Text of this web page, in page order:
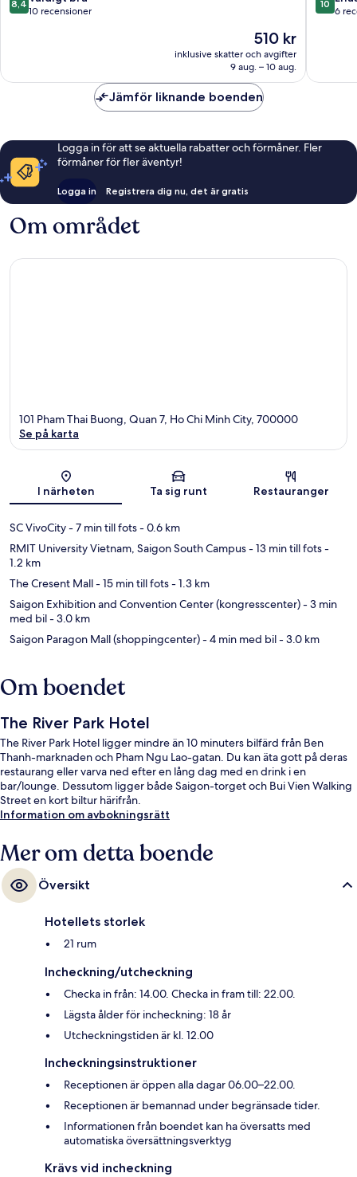
7
av
8,4
10 recensioner
Priset
är
510 kr
510 kr
inklusive skatter och avgifter
9 aug. – 10 aug.
Distrikt
av
10
6
Jämför liknande boenden
Logga in för att se aktuella rabatter och förmåner. Fler
förmåner för fler äventyr!
Logga in Registrera dig nu, det är gratis
Om området
Karta
101 Pham Thai Buong, Quan 7, Ho Chi Minh City, 700000
Se på karta
I närheten Ta sig runt Restauranger
SC VivoCity- 7 min till fots- 0.6 km
RMIT University Vietnam, Saigon South Campus- 13 min till fots-
1.2 km
The Cresent Mall- 15 min till fots- 1.3 km
Saigon Exhibition and Convention Center (kongresscenter)- 3 min
med bil- 3.0 km
Saigon Paragon Mall (shoppingcenter)- 4 min med bil- 3.0 km
Om boendet
The River Park Hotel
The River Park Hotel ligger mindre än 10 minuters bilfärd från Ben
Thanh-marknaden och Pham Ngu Lao-gatan. Du kan äta gott på deras
restaurang eller varva ned efter en lång dag med en drink i en
bar/lounge. Dessutom ligger både Saigon-torget och Bui Vien Walking
Street en kort biltur härifrån.
Information om avbokningsrätt
Mer om detta boende
Översikt
Hotellets storlek
21 rum
Incheckning/utcheckning
Checka in från: 14.00. Checka in fram till: 22.00.
Lägsta ålder för incheckning: 18 år
Utcheckningstiden är kl. 12.00
Incheckningsinstruktioner
Receptionen är öppen alla dagar 06.00–22.00.
Receptionen är bemannad under begränsade tider.
Informationen från boendet kan ha översatts med
automatiska översättningsverktyg
Krävs vid incheckning